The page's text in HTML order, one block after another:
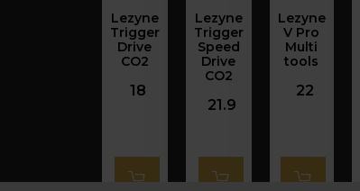
Lezyne
Trigger
Drive
CO2
18
Lezyne
Trigger
Speed
Drive
CO2
21.9
Lezyne
V Pro
Multi
tools
22